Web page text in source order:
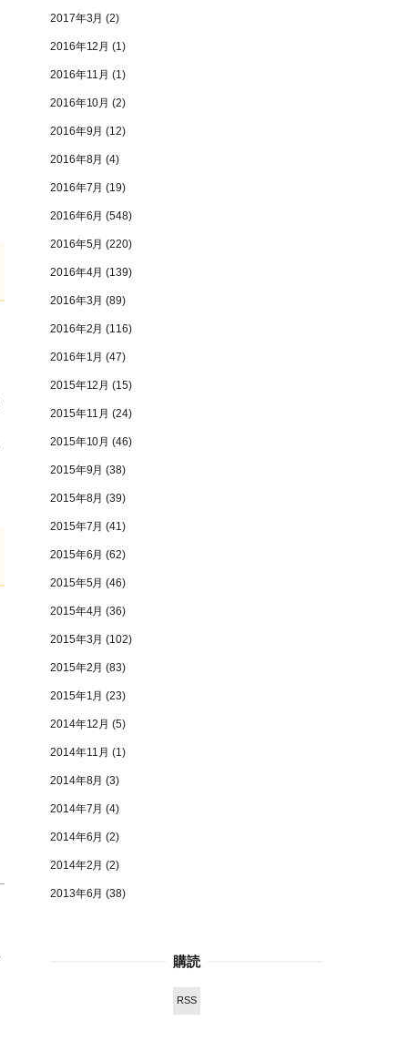
2017年3月 (2)
2016年12月 (1)
2016年11月 (1)
2016年10月 (2)
2016年9月 (12)
2016年8月 (4)
2016年7月 (19)
2016年6月 (548)
2016年5月 (220)
2016年4月 (139)
2016年3月 (89)
2016年2月 (116)
2016年1月 (47)
2015年12月 (15)
2015年11月 (24)
2015年10月 (46)
2015年9月 (38)
2015年8月 (39)
2015年7月 (41)
2015年6月 (62)
2015年5月 (46)
2015年4月 (36)
2015年3月 (102)
2015年2月 (83)
2015年1月 (23)
2014年12月 (5)
2014年11月 (1)
2014年8月 (3)
2014年7月 (4)
2014年6月 (2)
2014年2月 (2)
2013年6月 (38)
購読
RSS